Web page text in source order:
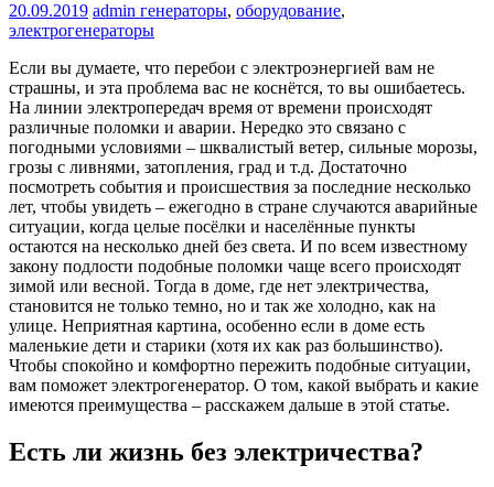
20.09.2019 admin генераторы, оборудование,
электрогенераторы
Если вы думаете, что перебои с электроэнергией вам не
страшны, и эта проблема вас не коснётся, то вы ошибаетесь.
На линии электропередач время от времени происходят
различные поломки и аварии. Нередко это связано с
погодными условиями – шквалистый ветер, сильные морозы,
грозы с ливнями, затопления, град и т.д. Достаточно
посмотреть события и происшествия за последние несколько
лет, чтобы увидеть – ежегодно в стране случаются аварийные
ситуации, когда целые посёлки и населённые пункты
остаются на несколько дней без света. И по всем известному
закону подлости подобные поломки чаще всего происходят
зимой или весной. Тогда в доме, где нет электричества,
становится не только темно, но и так же холодно, как на
улице. Неприятная картина, особенно если в доме есть
маленькие дети и старики (хотя их как раз большинство).
Чтобы спокойно и комфортно пережить подобные ситуации,
вам поможет электрогенератор. О том, какой выбрать и какие
имеются преимущества – расскажем дальше в этой статье.
Есть ли жизнь без электричества?